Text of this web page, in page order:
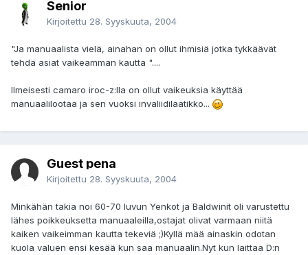
Senior
Kirjoitettu 28. Syyskuuta, 2004
"Ja manuaalista vielä, ainahan on ollut ihmisiä jotka tykkäävät
tehdä asiat vaikeamman kautta "....
Ilmeisesti camaro iroc-z:lla on ollut vaikeuksia käyttää
manuaalilootaa ja sen vuoksi invaliidilaatikko...
Guest pena
Kirjoitettu 28. Syyskuuta, 2004
Minkähän takia noi 60-70 luvun Yenkot ja Baldwinit oli varustettu
lähes poikkeuksetta manuaaleilla,ostajat olivat varmaan niitä
kaiken vaikeimman kautta tekeviä ;)Kyllä mää ainaskin odotan
kuola valuen ensi kesää kun saa manuaalin.Nyt kun laittaa D:n